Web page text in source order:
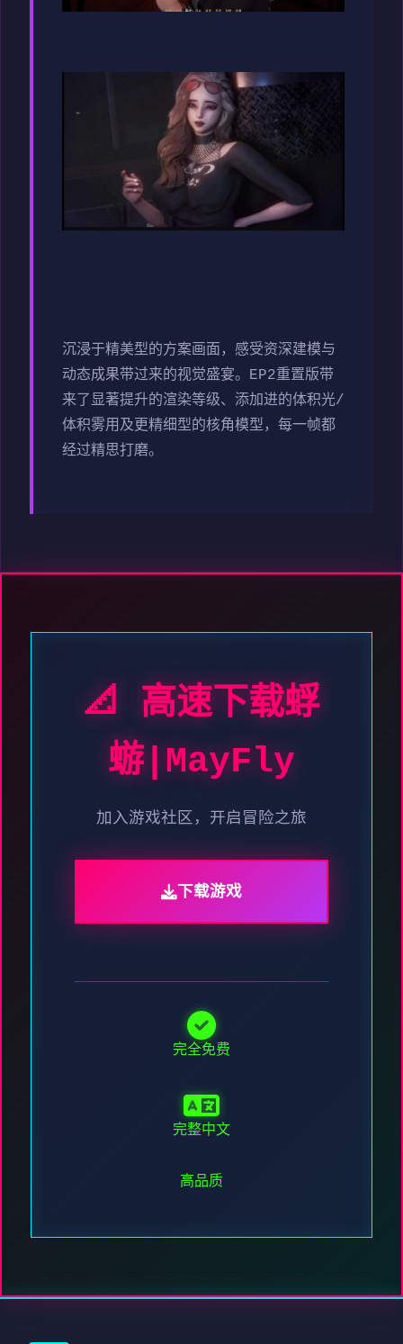
沉浸于精美型的方案画面，感受资深建模与
动态成果带过来的视觉盛宴。EP2重置版带
来了显著提升的渲染等级、添加进的体积光/
体积雾用及更精细型的核角模型，每一帧都
经过精思打磨。
📐 高速下载蜉
蝣|MayFly
加入游戏社区，开启冒险之旅
下载游戏
完全免费
完整中文
高品质